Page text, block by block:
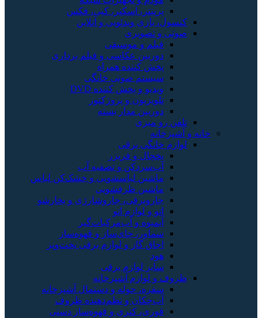
پرینتر، اسکنر، کپی، فکس
کنسول، بازی‌ ویدئویی و آنلاین
صوتی و تصویری
فیلم و موسیقی
دوربین عکاسی و فیلم برداری
پخش کننده همراه
سیستم صوتی خانگی
ویدیو و پخش کننده DVD
تلویزیون و پروژکتور
دوربین مدار بسته
تلفن رو میزی
خانه و آشپزخانه
لوازم خانگی برقی
یخچال و فریزر
آب‌سردکن و تصفیه آب
ماشین لباسشویی و خشک‌کن لباس
ماشین ظرفشویی
جاروبرقی، جاروشارژی و بخارشو
اتو و لوازم اتو
آبمیوه و آب‌مرکبات‌گیر
سماور، چای‌ساز و قهوه‌ساز
اجاق گاز و لوازم برقی پخت‌وپز
هود
سایر لوازم برقی
ظروف و لوازم آشپزخانه
سفره، حوله و دستمال آشپزخانه
آب‌چکان و نظم‌دهنده ظروف
قوری، کتری و قهوه‌ساز دستی